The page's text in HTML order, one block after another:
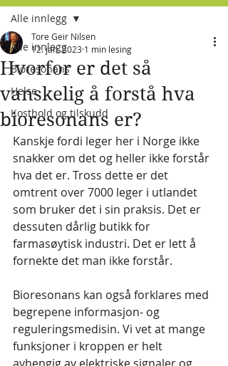
Alle innlegg
Bioresonans
Helse
Kosthold og tilskudd
Alle innlegg
Hvorfor er det så
vanskelig å forstå hva
bioresonans er?
Tore Geir Nilsen
12. jan. 2023 1 min lesing
Kanskje fordi leger her i Norge ikke
snakker om det og heller ikke forstår
hva det er. Tross dette er det
omtrent over 7000 leger i utlandet
som bruker det i sin praksis. Det er
dessuten dårlig butikk for
farmasøytisk industri. Det er lett å
fornekte det man ikke forstår.
Bioresonans kan også forklares med
begrepene informasjon- og
reguleringsmedisin. Vi vet at mange
funksjoner i kroppen er helt